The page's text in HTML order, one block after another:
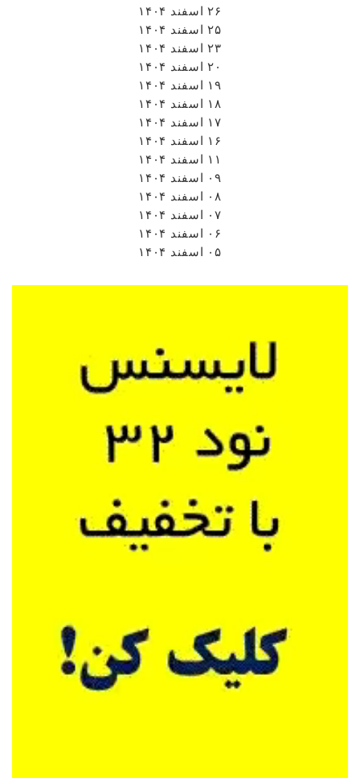
۲۶ اسفند ۱۴۰۴
۲۵ اسفند ۱۴۰۴
۲۳ اسفند ۱۴۰۴
۲۰ اسفند ۱۴۰۴
۱۹ اسفند ۱۴۰۴
۱۸ اسفند ۱۴۰۴
۱۷ اسفند ۱۴۰۴
۱۶ اسفند ۱۴۰۴
۱۱ اسفند ۱۴۰۴
۰۹ اسفند ۱۴۰۴
۰۸ اسفند ۱۴۰۴
۰۷ اسفند ۱۴۰۴
۰۶ اسفند ۱۴۰۴
۰۵ اسفند ۱۴۰۴